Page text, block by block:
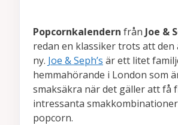
Popcornkalendern från Joe &
redan en klassiker trots att den
ny. Joe & Seph’s är ett litet
hemmahörande i London som
smaksäkra när det gäller att få
intressanta
popcorn.